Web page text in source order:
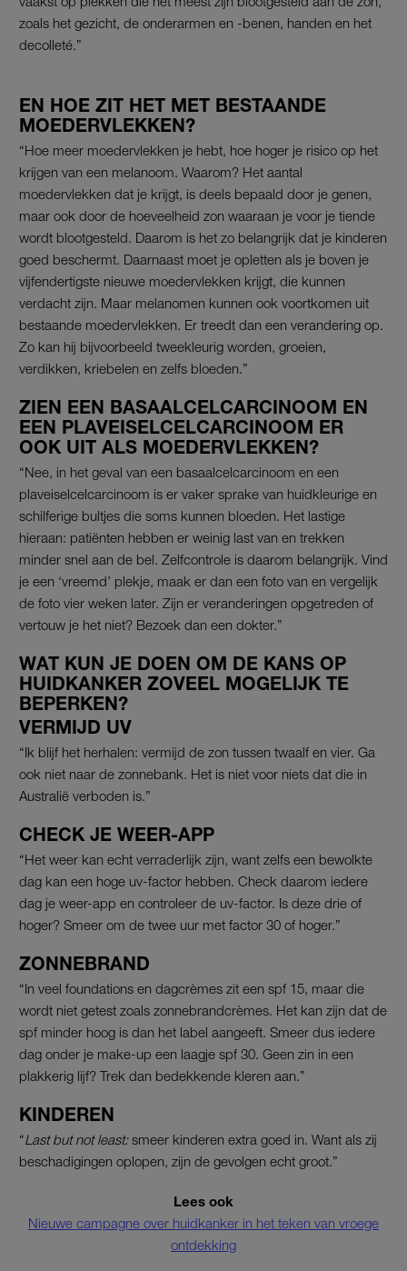
zoals het gezicht, de onderarmen en -benen, handen en het
decolleté.”
EN HOE ZIT HET MET BESTAANDE
MOEDERVLEKKEN?
“Hoe meer moedervlekken je hebt, hoe hoger je risico op het
krijgen van een melanoom. Waarom? Het aantal
moedervlekken dat je krijgt, is deels bepaald door je genen,
maar ook door de hoeveelheid zon waaraan je voor je tiende
wordt blootgesteld. Daarom is het zo belangrijk dat je kinderen
goed beschermt. Daarnaast moet je opletten als je boven je
vijfendertigste nieuwe moedervlekken krijgt, die kunnen
verdacht zijn. Maar melanomen kunnen ook voortkomen uit
bestaande moedervlekken. Er treedt dan een verandering op.
Zo kan hij bijvoorbeeld tweekleurig worden, groeien,
verdikken, kriebelen en zelfs bloeden.”
ZIEN EEN BASAALCELCARCINOOM EN
EEN PLAVEISELCELCARCINOOM ER
OOK UIT ALS MOEDERVLEKKEN?
“Nee, in het geval van een basaalcelcarcinoom en een
plaveiselcelcarcinoom is er vaker sprake van huidkleurige en
schilferige bultjes die soms kunnen bloeden. Het lastige
hieraan: patiënten hebben er weinig last van en trekken
minder snel aan de bel. Zelfcontrole is daarom belangrijk. Vind
je een ‘vreemd’ plekje, maak er dan een foto van en vergelijk
de foto vier weken later. Zijn er veranderingen opgetreden of
vertouw je het niet? Bezoek dan een dokter.”
WAT KUN JE DOEN OM DE KANS OP
HUIDKANKER ZOVEEL MOGELIJK TE
BEPERKEN?
VERMIJD UV
“Ik blijf het herhalen: vermijd de zon tussen twaalf en vier. Ga
ook niet naar de zonnebank. Het is niet voor niets dat die in
Australië verboden is.”
CHECK JE WEER-APP
“Het weer kan echt verraderlijk zijn, want zelfs een bewolkte
dag kan een hoge uv-factor hebben. Check daarom iedere
dag je weer-app en controleer de uv-factor. Is deze drie of
hoger? Smeer om de twee uur met factor 30 of hoger.”
ZONNEBRAND
“In veel foundations en dagcrèmes zit een spf 15, maar die
wordt niet getest zoals zonnebrandcrèmes. Het kan zijn dat de
spf minder hoog is dan het label aangeeft. Smeer dus iedere
dag onder je make-up een laagje spf 30. Geen zin in een
plakkerig lijf? Trek dan bedekkende kleren aan.”
KINDEREN
“Last but not least:smeer kinderen extra goed in. Want als zij
beschadigingen oplopen, zijn de gevolgen echt groot.”
Lees ook
Nieuwe campagne over huidkanker in het teken van vroege
ontdekking